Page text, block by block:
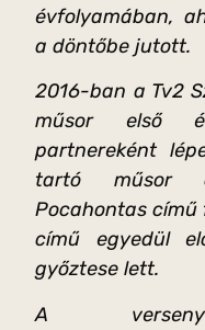
évfolyamában,
a döntőbe jutott.
2016-ban a Tv2
műsor első
partnereként
tartó műsor
Pocahontas című
című egyedül
győztese lett.
A